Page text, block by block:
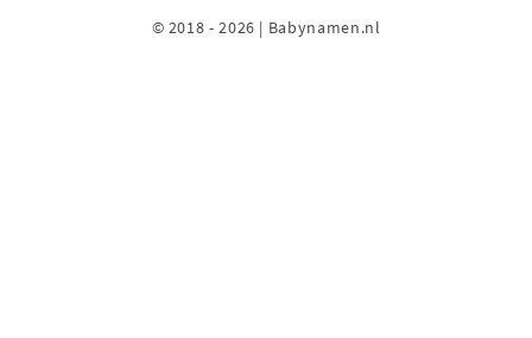
© 2018 - 2026 | Babynamen.nl